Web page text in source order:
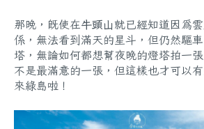
那晚，既使在牛頭山就已經知道因為
係，無法看到滿天的星斗，但仍然驅
塔，無論如何都想幫夜晚的燈塔拍一
不是最滿意的一張，但這樣也才可以
來綠島啦！